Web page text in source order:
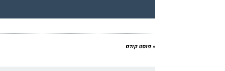
« פוסט קודם